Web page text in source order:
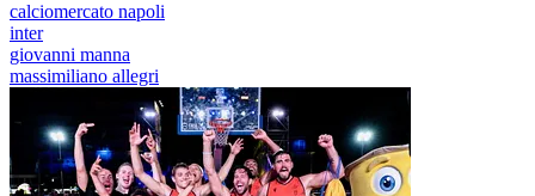
calciomercato napoli
inter
giovanni manna
massimiliano allegri